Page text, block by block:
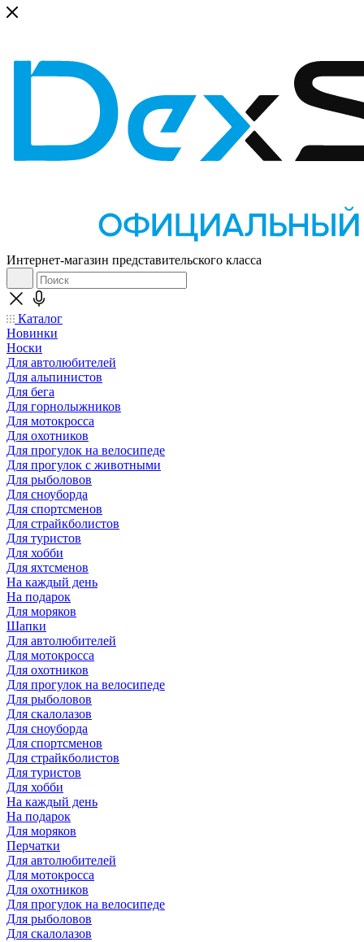
Интернет-магазин представительского класса
Каталог
Новинки
Носки
Для автолюбителей
Для альпинистов
Для бега
Для горнолыжников
Для мотокросса
Для охотников
Для прогулок на велосипеде
Для прогулок с животными
Для рыболовов
Для сноуборда
Для спортсменов
Для страйкболистов
Для туристов
Для хобби
Для яхтсменов
На каждый день
На подарок
Для моряков
Шапки
Для автолюбителей
Для мотокросса
Для охотников
Для прогулок на велосипеде
Для рыболовов
Для скалолазов
Для сноуборда
Для спортсменов
Для страйкболистов
Для туристов
Для хобби
На каждый день
На подарок
Для моряков
Перчатки
Для автолюбителей
Для мотокросса
Для охотников
Для прогулок на велосипеде
Для рыболовов
Для скалолазов